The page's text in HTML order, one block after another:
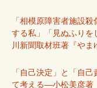
「相模原障害者施設
する私」「見ぬふり
川新聞取材班著『や
「自己決定」と「自
て考える―小松美彦著